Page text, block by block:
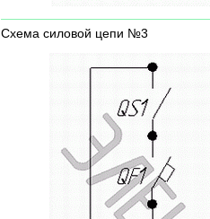
Схема силовой цепи №3